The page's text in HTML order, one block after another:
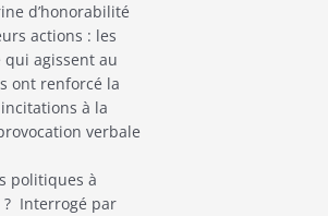
d’honorabilité
actions : les
qui agissent au
ont renforcé la
à la
verbale
politiques à
? Interrogé par